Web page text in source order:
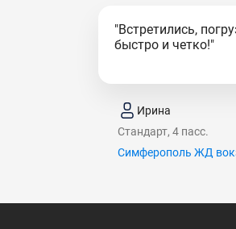
"Встретились,
быстро и четко!"
Ирина
Стандарт, 4 пасс.
Симферополь ЖД